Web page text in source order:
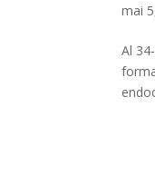
mai
Al